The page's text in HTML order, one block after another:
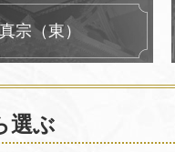
宗（東）
選ぶ